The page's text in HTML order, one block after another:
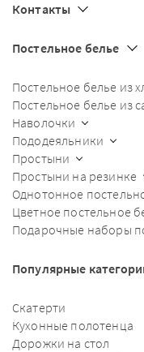
Контакты
Постельное белье
Постельное белье из
Постельное белье из
Наволочки
Пододеяльники
Простыни
Простыни на резинке
Однотонное
Цветное постельное
Подарочные наборы
Популярные
Скатерти
Кухонные полотенца
Дорожки на стол